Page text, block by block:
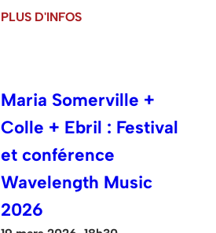
PLUS D'INFOS
Maria Somerville +
Colle + Ebril : Festival
et conférence
Wavelength Music
2026